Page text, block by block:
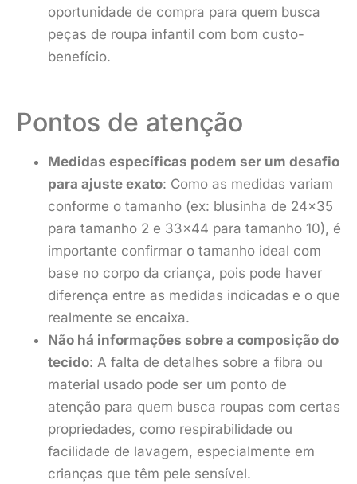
oportunidade de compra para quem busca
peças de roupa infantil com bom custo-
benefício.
Pontos de atenção
Medidas específicas podem ser um desafio
para ajuste exato: Como as medidas variam
conforme o tamanho (ex: blusinha de 24×35
para tamanho 2 e 33×44 para tamanho 10), é
importante confirmar o tamanho ideal com
base no corpo da criança, pois pode haver
diferença entre as medidas indicadas e o que
realmente se encaixa.
Não há informações sobre a composição do
tecido: A falta de detalhes sobre a fibra ou
material usado pode ser um ponto de
atenção para quem busca roupas com certas
propriedades, como respirabilidade ou
facilidade de lavagem, especialmente em
crianças que têm pele sensível.